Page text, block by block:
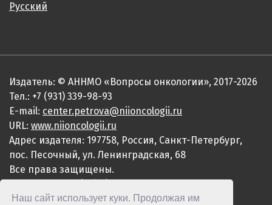
Наш сайт использует куки. Продолжая им
Русский
Издатель: © АННМО «Вопросы онкологии», 2017-2026
Тел.: +7 (931) 339-98-93
E-mail: center.petrova@niioncologii.ru
URL: www.niioncologii.ru
Адрес издателя: 197758, Россия, Санкт-Петербург,
пос. Песочный, ул. Ленинградская, 68
Все права защищены.
ISSN 2949-4915 (Online)